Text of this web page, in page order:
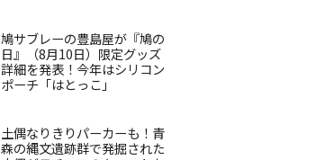
鳩サブレーの豊島屋が『鳩の
日』（8月10日）限定グッズ
詳細を発表！今年はシリコン
ポーチ「はとっこ」
土偶なりきりパーカーも！青
森の縄文遺跡群で発掘された